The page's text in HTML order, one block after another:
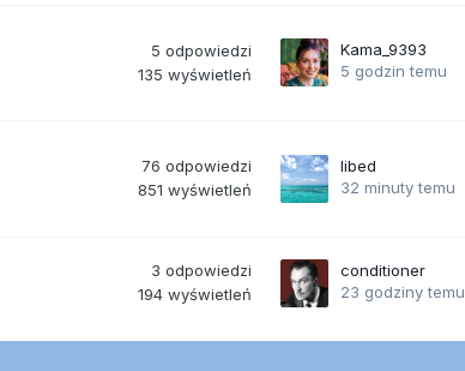
5 odpowiedzi
135 wyświetleń
Kama_9393
5 godzin temu
76 odpowiedzi
851 wyświetleń
libed
32 minuty temu
3 odpowiedzi
194 wyświetleń
conditioner
23 godziny temu